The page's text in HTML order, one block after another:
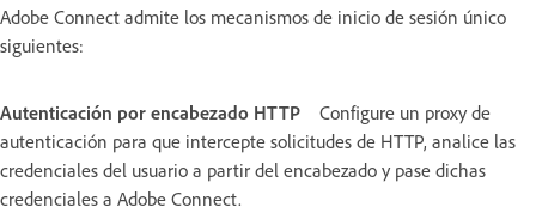
Adobe Connect admite los mecanismos de inicio de sesión único
siguientes:
Autenticación por encabezado HTTP
Configure un proxy de
autenticación para que intercepte solicitudes de HTTP, analice las
credenciales del usuario a partir del encabezado y pase dichas
credenciales a Adobe Connect.